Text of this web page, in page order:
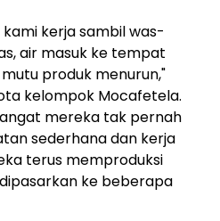
kerja sambil was-
air masuk ke tempat
produk menurun,"
kelompok Mocafetela.
mereka tak pernah
sederhana dan kerja
terus memproduksi
ke beberapa